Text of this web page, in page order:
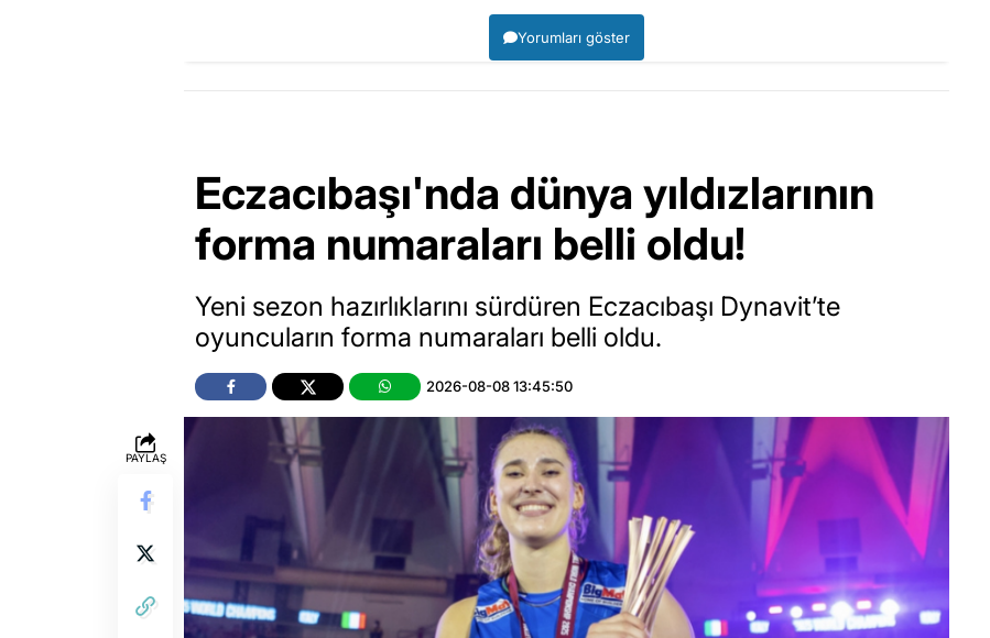
Yorumları göster
PAYLAŞ
Eczacıbaşı'nda dünya yıldızlarının
forma numaraları belli oldu!
Yeni sezon hazırlıklarını sürdüren Eczacıbaşı Dynavit’te
oyuncuların forma numaraları belli oldu.
2026-08-08 13:45:50